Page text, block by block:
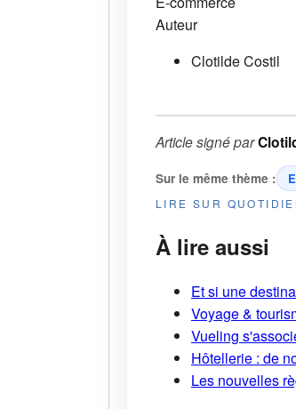
Auteur
Clotilde Costil
Article signé par
Sur le même thème :
LIRE SUR
À lire aussi
Et si une
Voyage &
Vueling
Hôtellerie : de
Les nouvelles